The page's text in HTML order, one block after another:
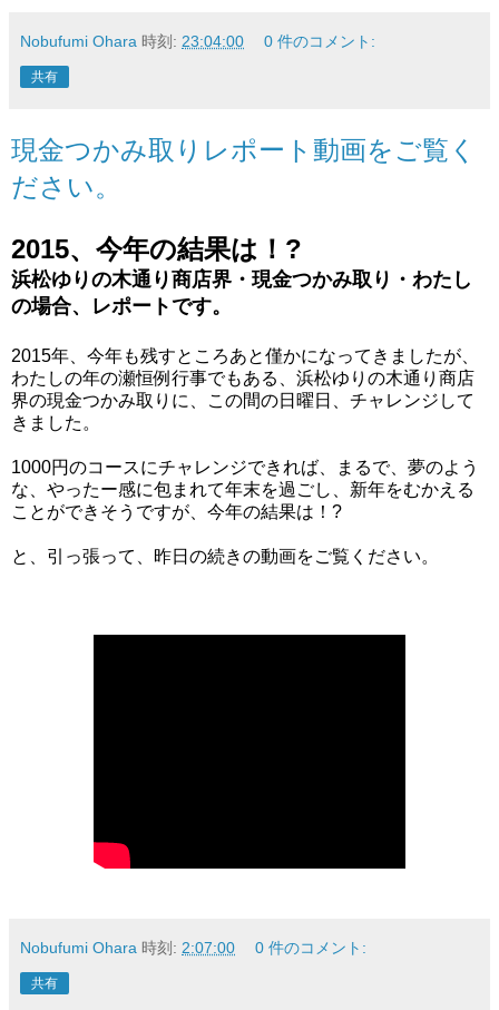
Nobufumi Ohara 時刻: 23:04:00 0 件のコメント:
共有
現金つかみ取りレポート動画をご覧く
ださい。
2015、今年の結果は！?
浜松ゆりの木通り商店界・現金つかみ取り・わたし
の場合、レポートです。
2015年、今年も残すところあと僅かになってきましたが、
わたしの年の瀬恒例行事でもある、浜松ゆりの木通り商店
界の現金つかみ取りに、この間の日曜日、チャレンジして
きました。
1000円のコースにチャレンジできれば、まるで、夢のよう
な、やったー感に包まれて年末を過ごし、新年をむかえる
ことができそうですが、今年の結果は！?
と、引っ張って、昨日の続きの動画をご覧ください。
Nobufumi Ohara 時刻: 2:07:00 0 件のコメント:
共有